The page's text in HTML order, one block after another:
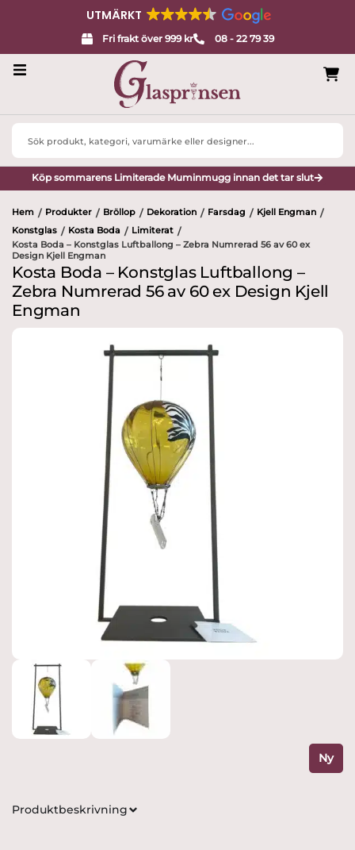
UTMÄRKT
Fri frakt över 999 kr 08 - 22 79 39
Design
Porslin
Interiör
Varumärken
Designers
Produktnyheter
Hyllningskollektion
Search
Köp sommarens Limiterade Muminmugg innan det tar slut
Hem / Produkter / Bröllop / Dekoration / Farsdag / Kjell Engman /
Konstglas / Kosta Boda / Limiterat /
Kosta Boda – Konstglas Luftballong – Zebra Numrerad 56 av 60 ex
Design Kjell Engman
Kosta Boda – Konstglas Luftballong –
Zebra Numrerad 56 av 60 ex Design Kjell
Engman
Ny
Produktbeskrivning